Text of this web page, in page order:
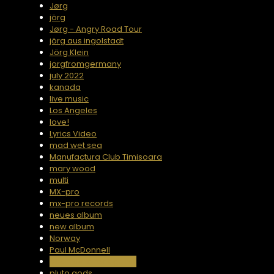
Jørg
jörg
Jørg - Angry Road Tour
jörg aus ingolstadt
Jörg Klein
jorgfromgermany
july 2022
kanada
live music
Los Angeles
love!
Lyrics Video
mad wet sea
Manufactura Club Timisoara
mary wood
multi
MX-pro
mx-pro records
neues album
new album
Norway
Paul McDonnell